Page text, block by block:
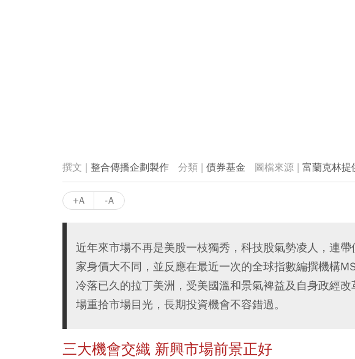
整合傳播企劃製作 債券基金 富蘭克林提
+A -A
近年來市場不再是美股一枝獨秀，科技股氣勢凌人，連
家身價大不同，並反應在最近一次的全球指數編撰機構
冷落已久的拉丁美洲，受美國溫和景氣裨益及自身政經
場重拾市場目光，長期投資機會不容錯過。
三大機會交織 新興市場前景正好